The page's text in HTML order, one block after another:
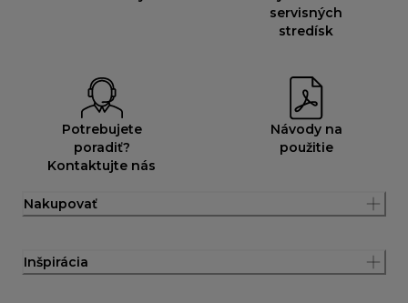
servisných
stredísk
Potrebujete
poradiť?
Kontaktujte nás
Návody na
použitie
Nakupovať
Inšpirácia